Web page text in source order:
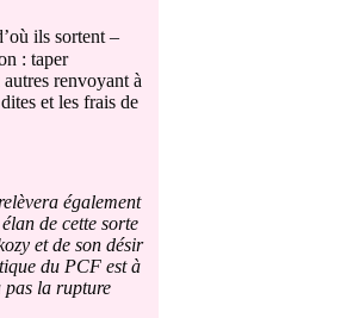
ils sortent –
: taper
renvoyant à
et les frais de
également
de cette sorte
et de son désir
du PCF est à
pas la rupture